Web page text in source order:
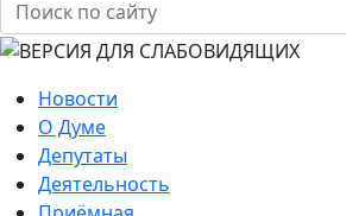
Новости
О Думе
Депутаты
Деятельность